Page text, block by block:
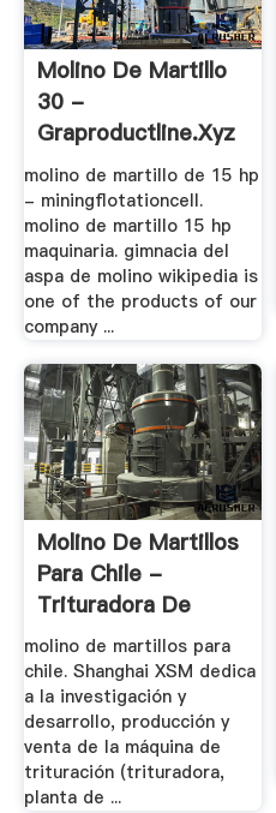
Molino De Martillo
30 -
Graproductline.xyz
molino de martillo de 15 hp
- miningflotationcell.
molino de martillo 15 hp
maquinaria. gimnacia del
aspa de molino wikipedia is
one of the products of our
company ...
Molino De Martillos
Para Chile -
Trituradora De
Cono
molino de martillos para
chile. Shanghai XSM dedica
a la investigación y
desarrollo, producción y
venta de la máquina de
trituración (trituradora,
planta de ...